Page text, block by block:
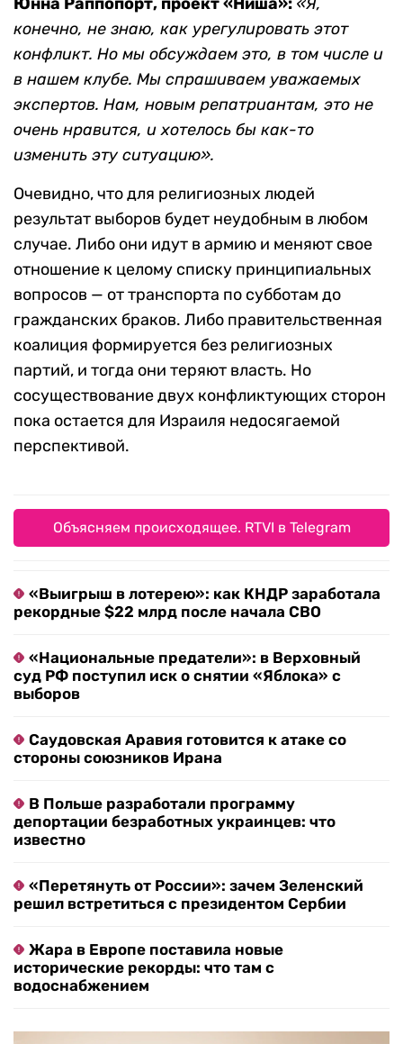
конечно, не знаю, как урегулировать этот
конфликт. Но мы обсуждаем это, в том числе и
в нашем клубе. Мы спрашиваем уважаемых
экспертов. Нам, новым репатриантам, это не
очень нравится, и хотелось бы как-то
изменить эту ситуацию».
Очевидно, что для религиозных людей
результат выборов будет неудобным в любом
случае. Либо они идут в армию и меняют свое
отношение к целому списку принципиальных
вопросов — от транспорта по субботам до
гражданских браков. Либо правительственная
коалиция формируется без религиозных
партий, и тогда они теряют власть. Но
сосуществование двух конфликтующих сторон
пока остается для Израиля недосягаемой
перспективой.
Объясняем происходящее. RTVI в Telegram
«Выигрыш в лотерею»: как КНДР заработала
рекордные $22 млрд после начала СВО
«Национальные предатели»: в Верховный
суд РФ поступил иск о снятии «Яблока» с
выборов
Саудовская Аравия готовится к атаке со
стороны союзников Ирана
В Польше разработали программу
депортации безработных украинцев: что
известно
«Перетянуть от России»: зачем Зеленский
решил встретиться с президентом Сербии
Жара в Европе поставила новые
исторические рекорды: что там с
водоснабжением